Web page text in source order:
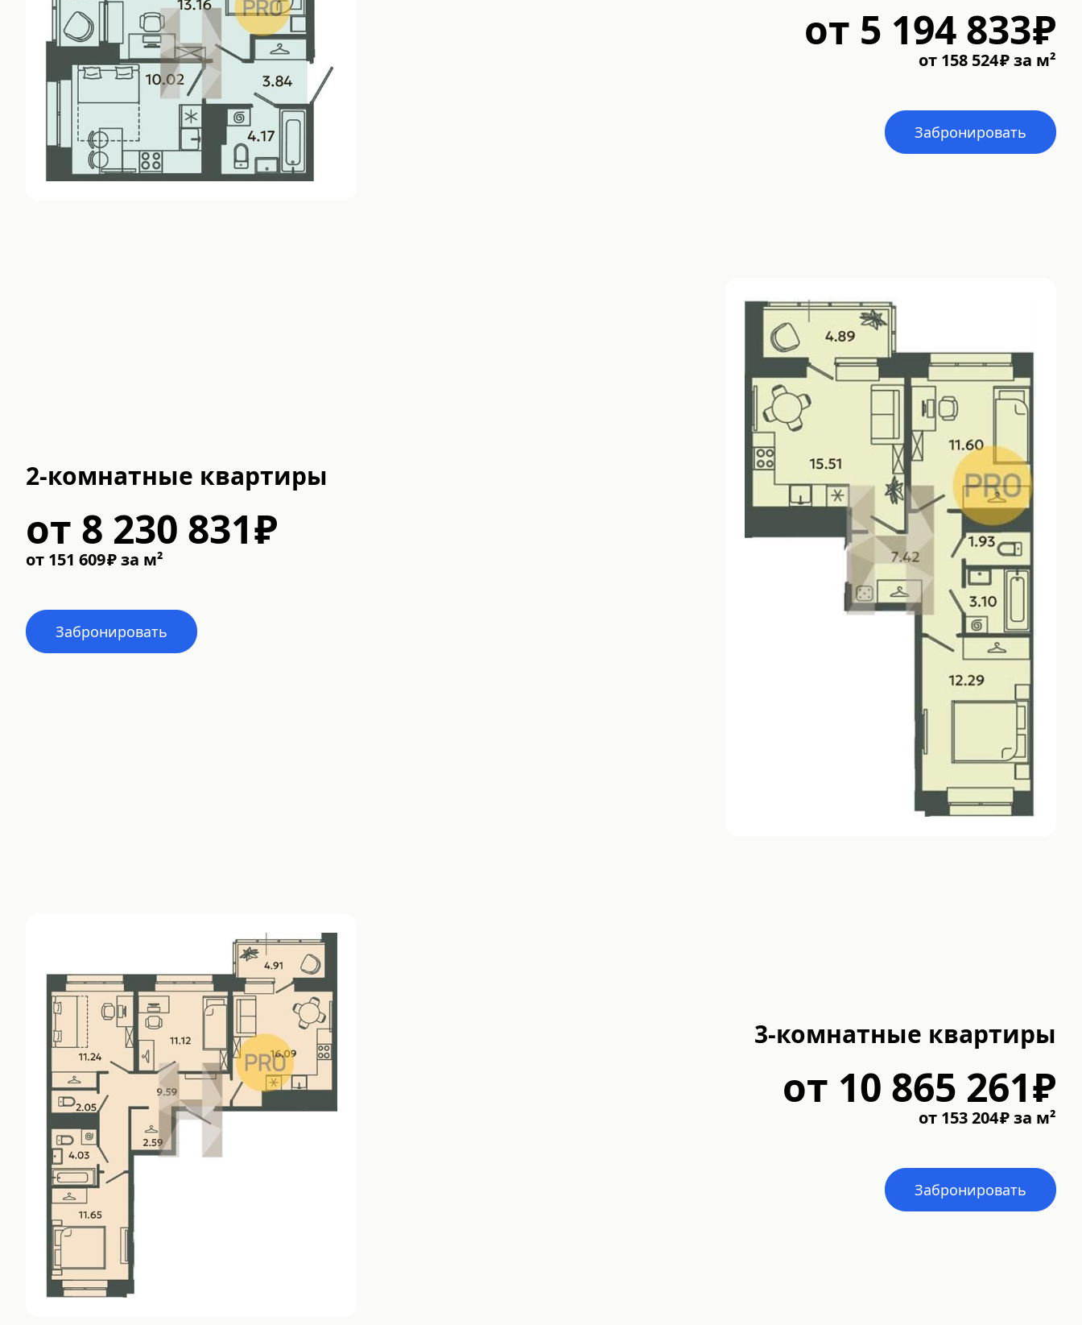
от 5 194 833₽
от 158 524₽за м²
Забронировать
2-комнатные квартиры
от 8 230 831₽
от 151 609₽за м²
Забронировать
3-комнатные квартиры
от 10 865 261₽
от 153 204₽за м²
Забронировать